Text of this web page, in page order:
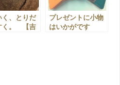
く、とりだ
く。 【吉
プレゼントに小物
はいかがです